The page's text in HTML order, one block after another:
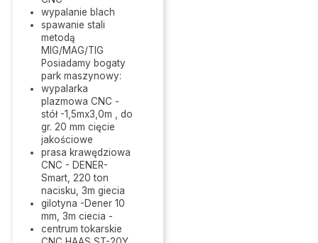
wypalanie blach
spawanie stali
metodą
MIG/MAG/TIG
Posiadamy bogaty
park maszynowy:
wypalarka
plazmowa CNC -
stół -1,5mx3,0m , do
gr. 20 mm cięcie
jakościowe
prasa krawędziowa
CNC - DENER-
Smart, 220 ton
nacisku, 3m giecia
gilotyna -Dener 10
mm, 3m ciecia -
centrum tokarskie